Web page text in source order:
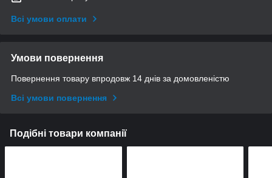
Всі умови оплати
Умови повернення
Повернення товару впродовж 14 днів за домовленістю
Всі умови повернення
Подібні товари компанії